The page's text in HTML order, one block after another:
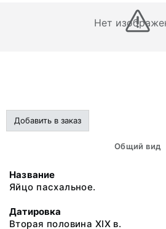
Нет
Добавить в заказ
Общий вид
Название
Яйцо пасхальное.
Датировка
Вторая половина XIX в.